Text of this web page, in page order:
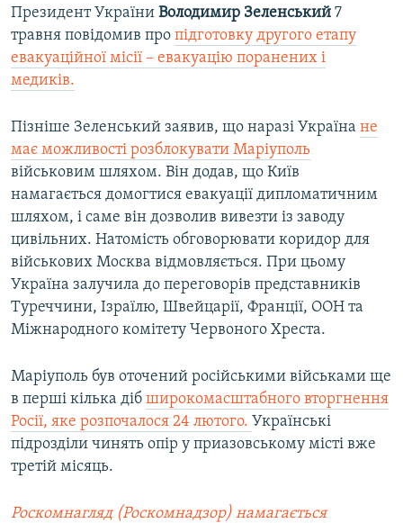
Президент України Володимир Зеленський 7
травня повідомив про підготовку другого етапу
евакуаційної місії – евакуацію поранених і
медиків.
Пізніше Зеленський заявив, що наразі Україна не
має можливості розблокувати Маріуполь
військовим шляхом. Він додав, що Київ
намагається домогтися евакуації дипломатичним
шляхом, і саме він дозволив вивезти із заводу
цивільних. Натомість обговорювати коридор для
військових Москва відмовляється. При цьому
Україна залучила до переговорів представників
Туреччини, Ізраїлю, Швейцарії, Франції, ООН та
Міжнародного комітету Червоного Хреста.
Маріуполь був оточений російськими військами ще
в перші кілька діб широкомасштабного вторгнення
Росії, яке розпочалося 24 лютого. Українські
підрозділи чинять опір у приазовському місті вже
третій місяць.
Роскомнагляд (Роскомнадзор) намагається